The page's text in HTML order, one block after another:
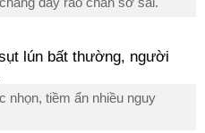
nhọn, tiềm ẩn nhiều nguy